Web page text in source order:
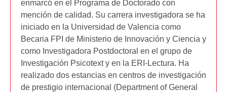
enmarcó en el Programa de Doctorado con
mención de calidad. Su carrera investigadora se ha
iniciado en la Universidad de Valencia como
Becaria FPI de Ministerio de Innovación y Ciencia y
como Investigadora Postdoctoral en el grupo de
Investigación Psicotext y en la ERI-Lectura. Ha
realizado dos estancias en centros de investigación
de prestigio internacional (Department of General